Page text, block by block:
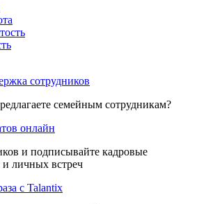
сотрудников
семейным сотрудникам?
онлайн
и подписывайте кадровые
и личных встреч
с Talantix